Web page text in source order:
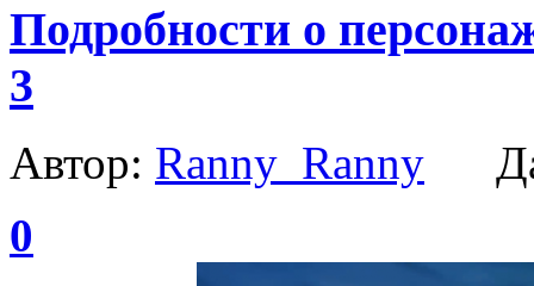
Подробности о
3
Автор: Ranny_Ranny
0